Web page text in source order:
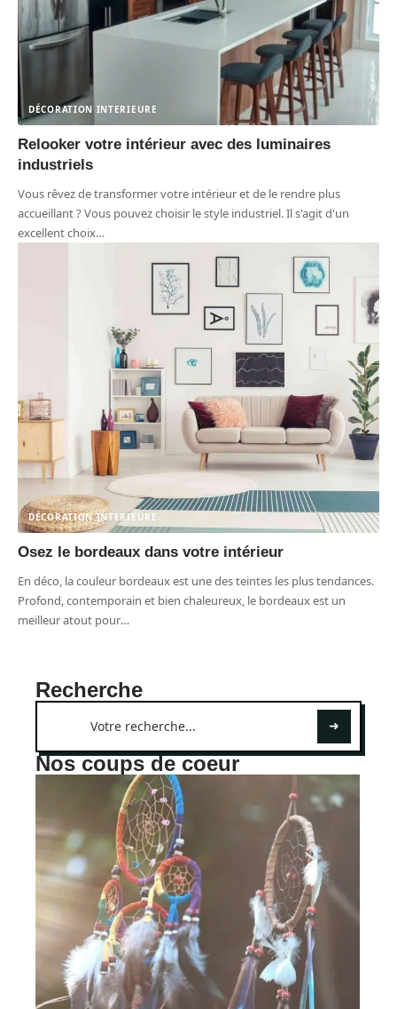
DÉCORATION INTERIEURE
Relooker votre intérieur avec des luminaires
industriels
Vous rêvez de transformer votre intérieur et de le rendre plus
accueillant ? Vous pouvez choisir le style industriel. Il s'agit d'un
excellent choix…
DÉCORATION INTERIEURE
Osez le bordeaux dans votre intérieur
En déco, la couleur bordeaux est une des teintes les plus tendances.
Profond, contemporain et bien chaleureux, le bordeaux est un
meilleur atout pour…
Recherche
Nos coups de coeur